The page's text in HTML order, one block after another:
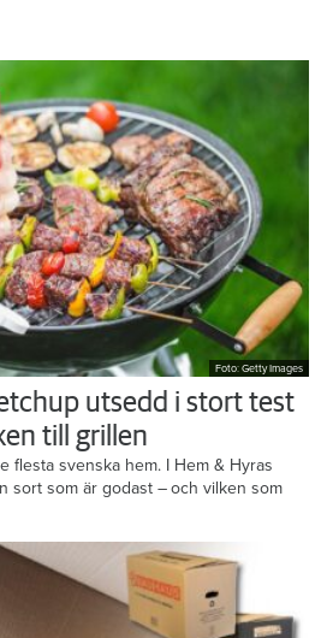
Foto: Getty Images
utsedd i stort test
till grillen
flesta svenska hem. I Hem & Hyras
sort som är godast – och vilken som